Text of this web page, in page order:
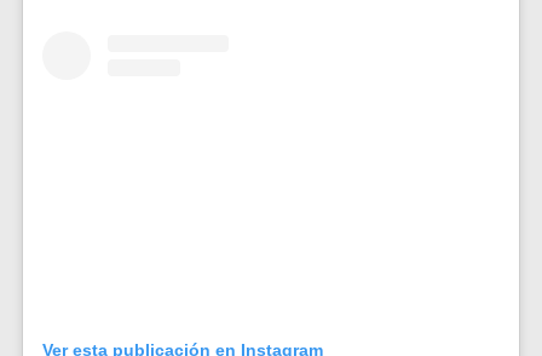
Ver esta publicación en Instagram